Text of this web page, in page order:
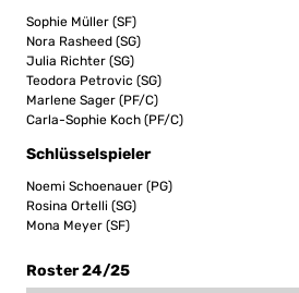
Sophie Müller (SF)
Nora Rasheed (SG)
Julia Richter (SG)
Teodora Petrovic (SG)
Marlene Sager (PF/C)
Carla-Sophie Koch (PF/C)
Schlüsselspieler
Noemi Schoenauer (PG)
Rosina Ortelli (SG)
Mona Meyer (SF)
Roster 24/25